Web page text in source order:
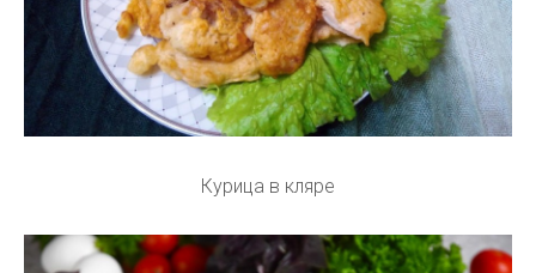
Курица в кляре